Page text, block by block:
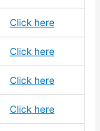
Click here
Click here
Click here
Click here